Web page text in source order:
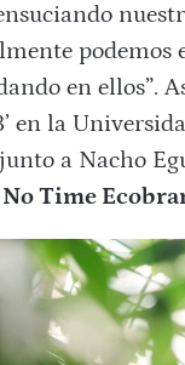
en ellos”.
en la
a Nacho
No Time